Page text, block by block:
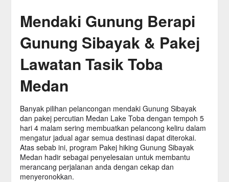
Mendaki Gunung Berapi
Gunung Sibayak & Pakej
Lawatan Tasik Toba
Medan
Banyak pilihan pelancongan mendaki Gunung Sibayak
dan pakej percutian Medan Lake Toba dengan tempoh 5
hari 4 malam sering membuatkan pelancong keliru dalam
mengatur jadual agar semua destinasi dapat diterokai.
Atas sebab ini, program Pakej hiking Gunung Sibayak
Medan hadir sebagai penyelesaian untuk membantu
merancang perjalanan anda dengan cekap dan
menyeronokkan.